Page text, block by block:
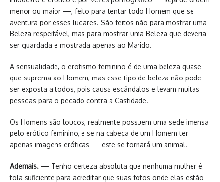
menor ou maior —, feito para tentar todo Homem que se
aventura por esses lugares. São feitos não para mostrar uma
Beleza respeitável, mas para mostrar uma Beleza que deveria
ser guardada e mostrada apenas ao Marido.
A sensualidade, o erotismo feminino é de uma beleza quase
que suprema ao Homem, mas esse tipo de beleza não pode
ser exposta a todos, pois causa escândalos e levam muitas
pessoas para o pecado contra a Castidade.
Os Homens são loucos, realmente possuem uma sede imensa
pelo erótico feminino, e se na cabeça de um Homem ter
apenas imagens eróticas — este se tornará um animal.
Ademais. — Tenho certeza absoluta que nenhuma mulher é
tola suficiente para acreditar que suas fotos onde elas estão